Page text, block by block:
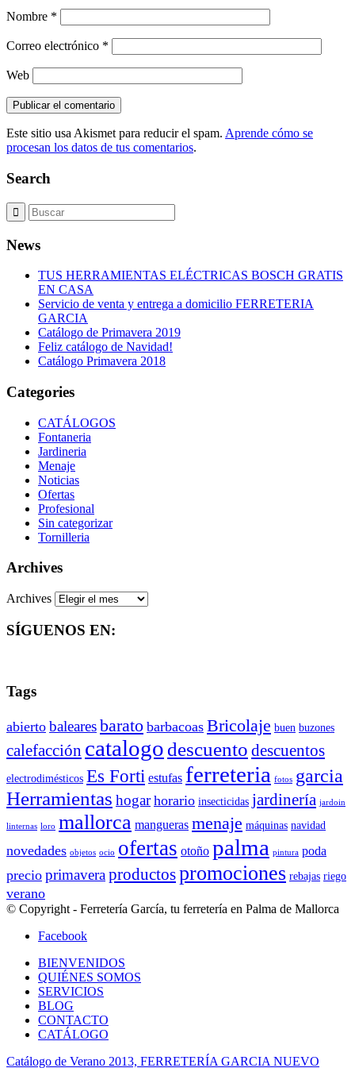
Nombre *
Correo electrónico *
Web
Este sitio usa Akismet para reducir el spam. Aprende cómo se
procesan los datos de tus comentarios.
Search
News
TUS HERRAMIENTAS ELÉCTRICAS BOSCH GRATIS
EN CASA
Servicio de venta y entrega a domicilio FERRETERIA
GARCIA
Catálogo de Primavera 2019
Feliz catálogo de Navidad!
Catálogo Primavera 2018
Categories
CATÁLOGOS
Fontaneria
Jardineria
Menaje
Noticias
Ofertas
Profesional
Sin categorizar
Tornilleria
Archives
Archives
SÍGUENOS EN:
Tags
abierto balearesbarato barbacoas Bricolaje buen buzones
calefacción catalogo descuento descuentos
electrodimésticos Es Forti estufas ferreteria fotos garcia
Herramientas hogar horario insecticidas jardinería jardoin
linternas loro mallorca mangueras menaje máquinas navidad
novedades objetos ocio ofertas otoño palma pintura poda
precio primaveraproductospromociones rebajas riego
verano
© Copyright - Ferretería García, tu ferretería en Palma de Mallorca
Facebook
BIENVENIDOS
QUIÉNES SOMOS
SERVICIOS
BLOG
CONTACTO
CATÁLOGO
Catálogo de Verano 2013, FERRETERÍA GARCIA NUEVO